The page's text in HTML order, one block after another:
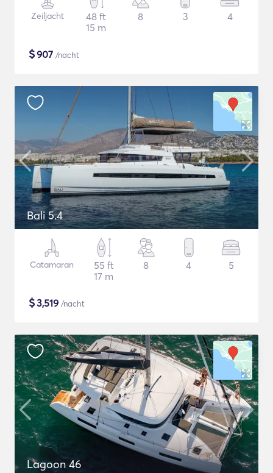
Zeiljacht
48 ft
15 m
8 3 4
$907 /nacht
Bali 5.4
Catamaran
55 ft
17 m
8 4 5
$3,519 /nacht
Lagoon 46